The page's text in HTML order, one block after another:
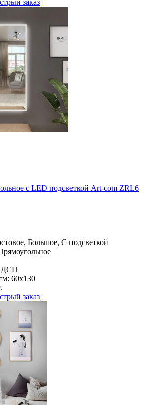
заказ
c LED подсветкой Art-com ZRL6
Большое, С подсветкой
ДСП
60х130
заказ